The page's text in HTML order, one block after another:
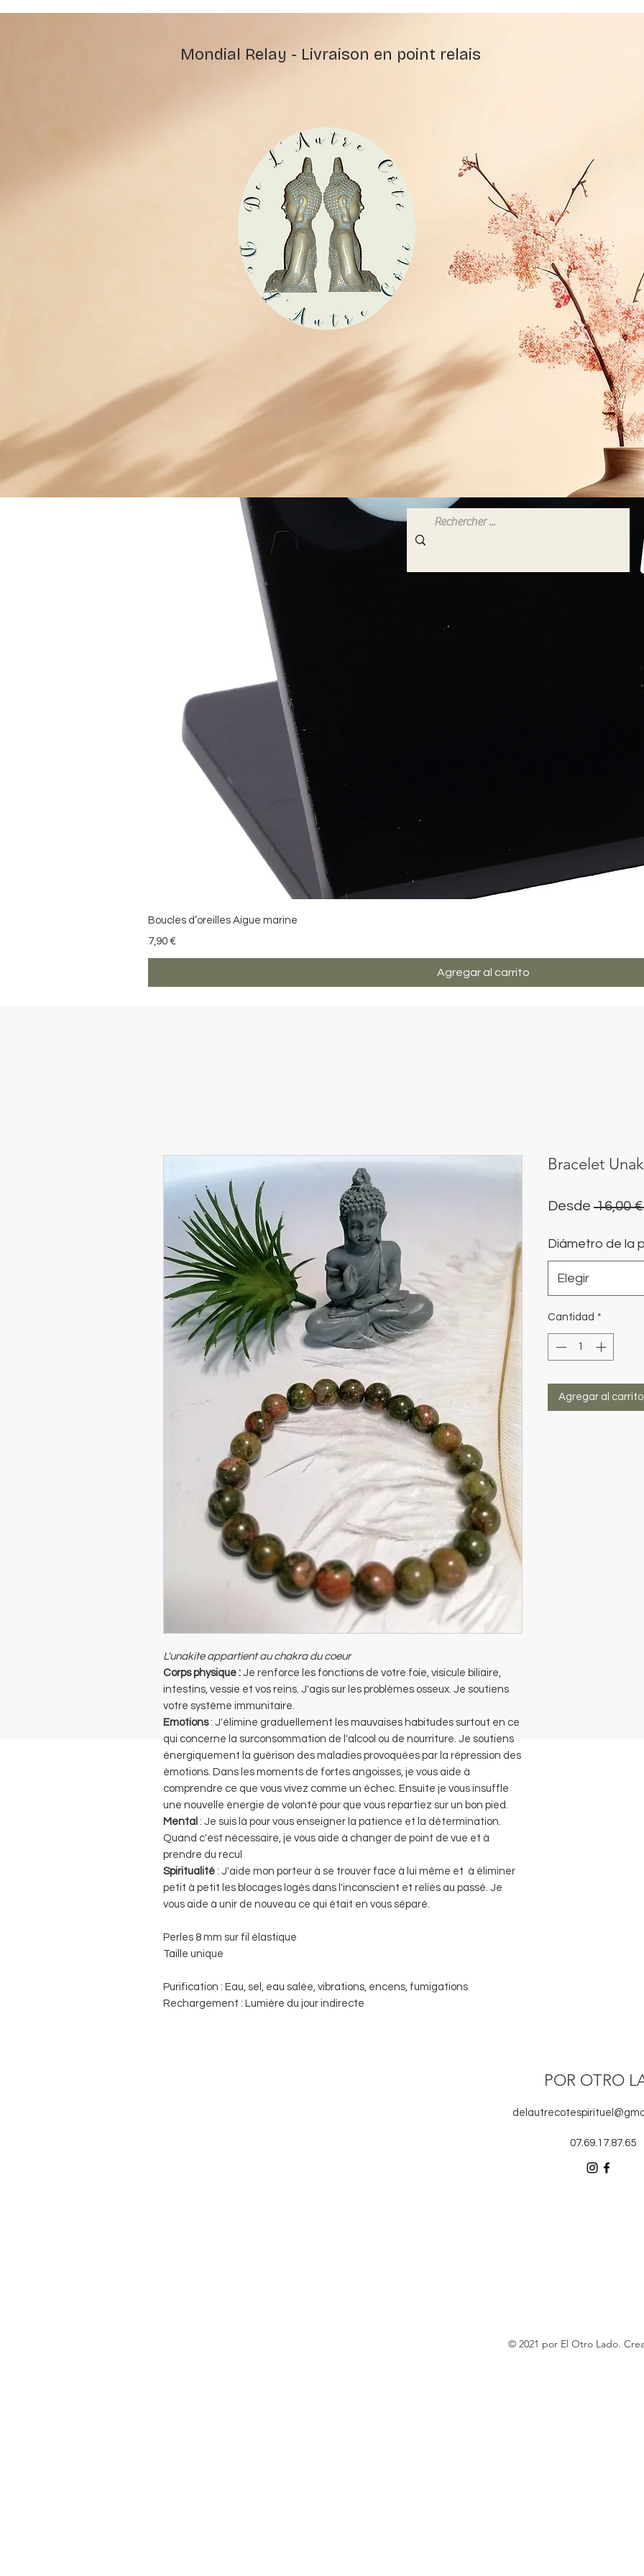
Mondial Relay - Livraison en point relais
Boucles d’oreilles Aigue marine
Precio
7,90 €
Agregar al carrito
L'unakite appartient au chakra du coeur
Corps physique : Je renforce les fonctions de votre foie, visicule biliaire,
intestins, vessie et vos reins. J'agis sur les problèmes osseux. Je soutiens
votre système immunitaire.
Emotions: J'élimine graduellement les mauvaises habitudes surtout en ce
qui concerne la surconsommation de l'alcool ou de nourriture. Je soutiens
énergiquement la guérison des maladies provoquées par la répression des
émotions. Dans les moments de fortes angoisses, je vous aide à
comprendre ce que vous vivez comme un échec. Ensuite je vous insuffle
une nouvelle énergie de volonté pour que vous repartiez sur un bon pied.
Mental : Je suis là pour vous enseigner la patience et la détermination.
Quand c'est nécessaire, je vous aide à changer de point de vue et à
prendre du recul
Spiritualité : J'aide mon porteur à se trouver face à lui même et à éliminer
petit à petit les blocages logés dans l'inconscient et reliés au passé. Je
vous aide à unir de nouveau ce qui était en vous séparé.
Perles 8 mm sur fil élastique
Taille unique
Purification : Eau, sel, eau salée, vibrations, encens, fumigations
Rechargement : Lumière du jour indirecte
Bracelet
Desde 16,00
Diámetro de la
Elegir
Cantidad *
Agregar al carrito
POR OTRO
07.69.17.87.65
© 2021 por El Otro Lado.